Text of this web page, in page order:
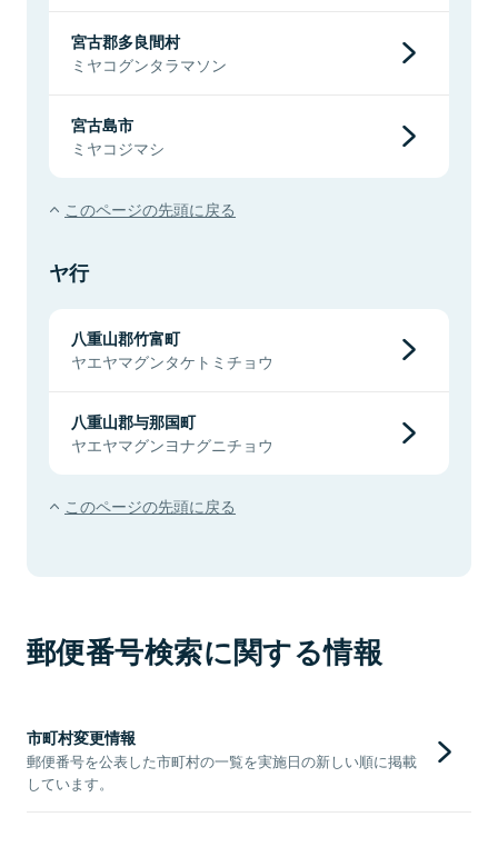
宮古郡多良間村
ミヤコグンタラマソン
宮古島市
ミヤコジマシ
このページの先頭に戻る
ヤ行
八重山郡竹富町
ヤエヤマグンタケトミチョウ
八重山郡与那国町
ヤエヤマグンヨナグニチョウ
このページの先頭に戻る
郵便番号検索に関する情報
市町村変更情報
郵便番号を公表した市町村の一覧を実施日の新しい順に掲載
しています。